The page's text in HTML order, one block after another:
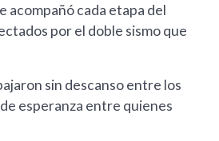
acompañó cada etapa del
por el doble sismo que
sin descanso entre los
esperanza entre quienes